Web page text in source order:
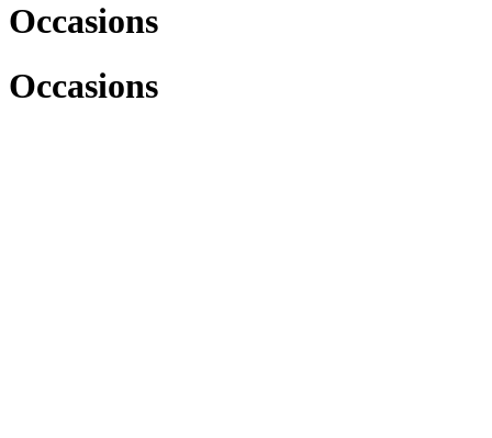
Occasions
Occasions